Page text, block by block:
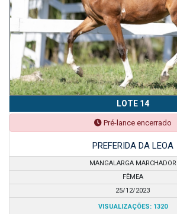
LOTE 14
Pré-lance encerrado
PREFERIDA DA LEOA
MANGALARGA MARCHADOR
FÊMEA
25/12/2023
VISUALIZAÇÕES: 1320